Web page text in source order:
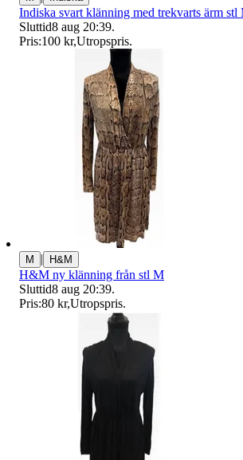
Indiska svart klänning med trekvarts ärm stl
Sluttid8 aug 20:39.
Pris:100 kr,Utropspris.
M | H&M
H&M ny klänning från stl M
Sluttid8 aug 20:39.
Pris:80 kr,Utropspris.